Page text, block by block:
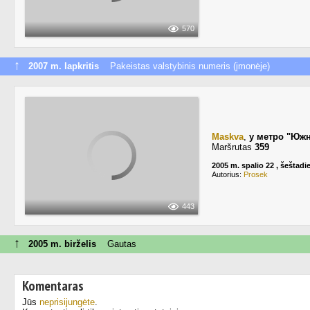
570
↑ 2007 m. lapkritis Pakeistas valstybinis numeris (įmonėje)
443
Maskva, у метро
Maršrutas 359
2005 m. spalio 22 ,
Autorius: Prosek
↑ 2005 m. birželis Gautas
Komentaras
Jūs neprisijungėte.